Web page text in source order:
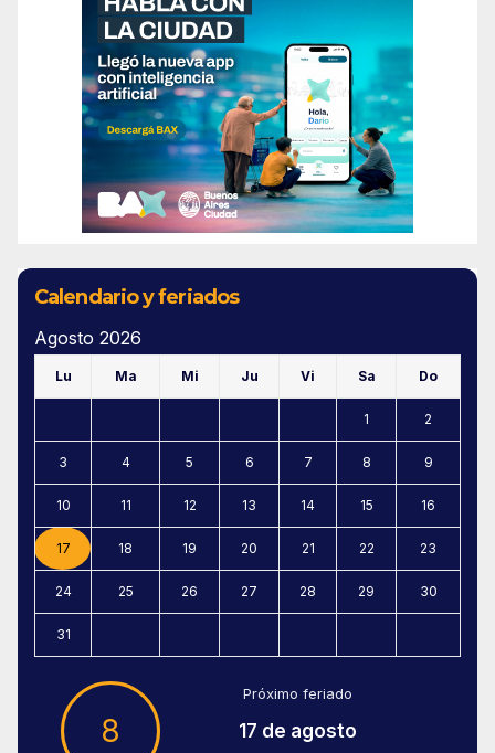
Calendario y feriados
Agosto 2026
Lu Ma Mi Ju Vi Sa Do
1 2
3 4 5 6 7 8 9
10 11 12 13 14 15 16
17 18 19 20 21 22 23
24 25 26 27 28 29 30
31
8
Próximo feriado
17 de agosto